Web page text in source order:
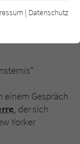
einem Gespräch
, der sich
Yorker
der
Webseite
für zur
Ihnen
der externen
YouTube
| Datenschutz